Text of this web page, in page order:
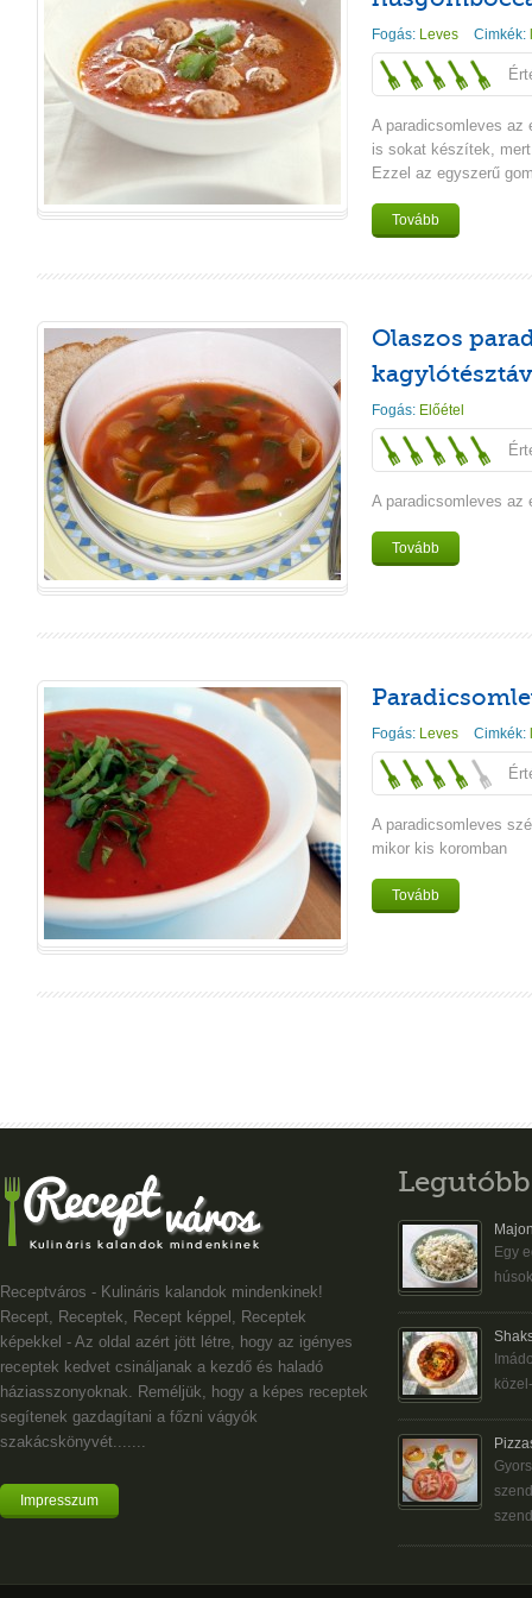
Fogás: Leves Cimkék:
A paradicsomleves az
is sokat készítek,
Ezzel az egyszerű
Tovább
Olaszos
Fogás: Előétel
A paradicsomleves az
Tovább
Fogás: Leves Cimkék:
A paradicsomleves
mikor kis koromban
Tovább
Receptváros - Kulináris kalandok mindenkinek!
Recept, Receptek, Recept képpel, Receptek
képekkel - Az oldal azért jött létre, hogy az igényes
receptek kedvet csináljanak a kezdő és haladó
háziasszonyoknak. Reméljük, hogy a képes receptek
segítenek gazdagítani a főzni vágyók
szakácskönyvét.......
Impresszum
Egy